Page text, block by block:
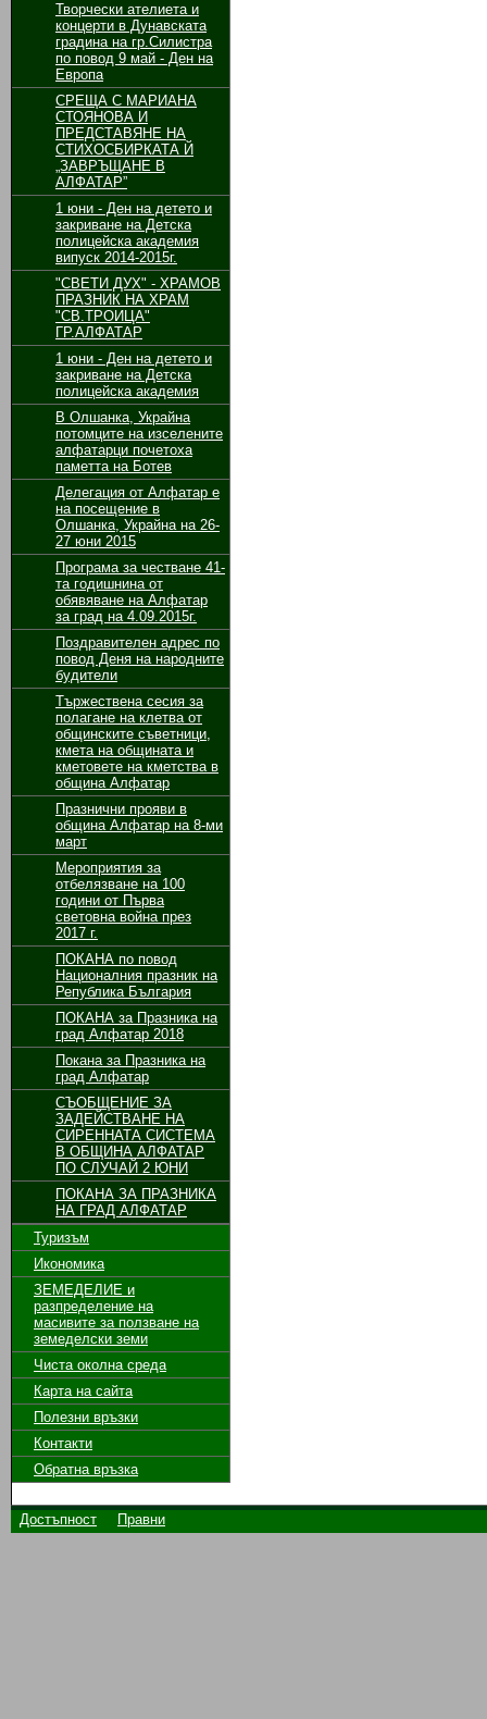
Творчески ателиета и
концерти в Дунавската
градина на гр.Силистра
по повод 9 май - Ден на
Европа
СРЕЩА С МАРИАНА
СТОЯНОВА И
ПРЕДСТАВЯНЕ НА
СТИХОСБИРКАТА Й
„ЗАВРЪЩАНЕ В
АЛФАТАР”
1 юни - Ден на детето и
закриване на Детска
полицейска академия
випуск 2014-2015г.
"СВЕТИ ДУХ" - ХРАМОВ
ПРАЗНИК НА ХРАМ
"СВ.ТРОИЦА"
ГР.АЛФАТАР
1 юни - Ден на детето и
закриване на Детска
полицейска академия
В Олшанка, Украйна
потомците на изселените
алфатарци почетоха
паметта на Ботев
Делегация от Алфатар е
на посещение в
Олшанка, Украйна на 26-
27 юни 2015
Програма за честване 41-
та годишнина от
обявяване на Алфатар
за град на 4.09.2015г.
Поздравителен адрес по
повод Деня на народните
будители
Тържествена сесия за
полагане на клетва от
общинските съветници,
кмета на общината и
кметовете на кметства в
община Алфатар
Празнични прояви в
община Алфатар на 8-ми
март
Мероприятия за
отбелязване на 100
години от Първа
световна война през
2017 г.
ПОКАНА по повод
Националния празник на
Република България
ПОКАНА за Празника на
град Алфатар 2018
Покана за Празника на
град Алфатар
СЪОБЩЕНИЕ ЗА
ЗАДЕЙСТВАНЕ НА
СИРЕННАТА СИСТЕМА
В ОБЩИНА АЛФАТАР
ПО СЛУЧАЙ 2 ЮНИ
ПОКАНА ЗА ПРАЗНИКА
НА ГРАД АЛФАТАР
Туризъм
Икономика
ЗЕМЕДЕЛИЕ и
разпределение на
масивите за ползване на
земeделски земи
Чиста околна среда
Карта на сайта
Полезни връзки
Контакти
Обратна връзка
Достъпност Правни